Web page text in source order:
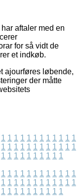
aftaler med en
for så vidt de
et indkøb.
ajourføres løbende,
der måtte
1 1 1 1 1 1 1 1 1 1 1 1
1 1 1 1 1 1 1 1 1 1 1 1
1 1 1 1 1 1 1 1 1 1
1 1 1 1 1 1 1 1 1 1 1 1
1 1 1 1 1 1 1 1 1 1 1 1
1 1 1 1 1 1 1 1 1 1